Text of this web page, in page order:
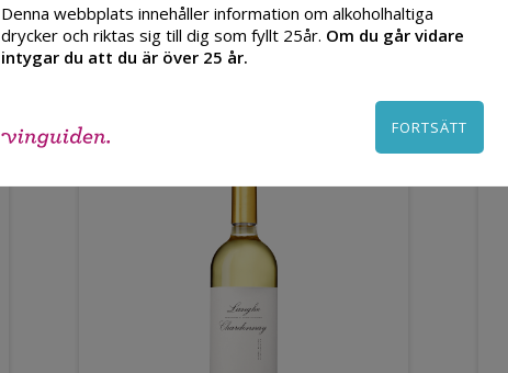
Du kanske också gillar
Denna webbplats innehåller information om alkoholhaltiga
drycker och riktas sig till dig som fyllt 25år. Om du går vidare
intygar du att du är över 25 år.
FORTSÄTT